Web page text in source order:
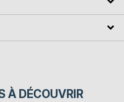
À DÉCOUVRIR